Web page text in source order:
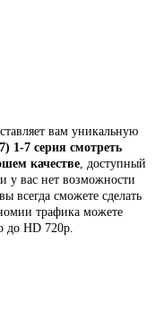
вам уникальную
1-7 серия смотреть
качестве , доступный
у вас нет возможности
всегда сможете сделать
трафика можете
до HD 720p.